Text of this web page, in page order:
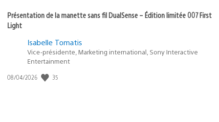
Présentation de la manette sans fil DualSense – Édition limitée 007 First
Light
Isabelle Tomatis
Vice-présidente, Marketing international, Sony Interactive
Entertainment
Date
08/04/2026 35